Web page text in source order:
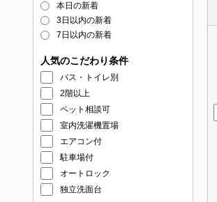
本日の新着
3日以内の新着
7日以内の新着
人気のこだわり条件
バス・トイレ別
2階以上
ペット相談可
室内洗濯機置場
エアコン付
駐車場付
オートロック
独立洗面台